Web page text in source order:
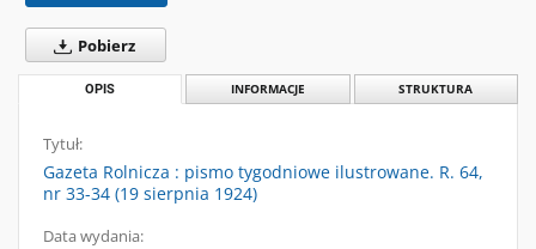
Pobierz
OPIS INFORMACJE STRUKTURA
Tytuł:
Gazeta Rolnicza : pismo tygodniowe ilustrowane. R. 64,
nr 33-34 (19 sierpnia 1924)
Data wydania: